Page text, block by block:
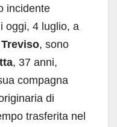
incidente
oggi, 4 luglio, a
Treviso, sono
, 37 anni,
compagna
di
trasferita nel